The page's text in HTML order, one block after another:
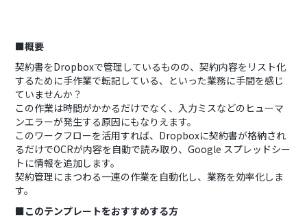
■概要
契約書をDropboxで管理しているものの、契約内容をリスト化
するために手作業で転記している、といった業務に手間を感じ
ていませんか？
この作業は時間がかかるだけでなく、入力ミスなどのヒューマ
ンエラーが発生する原因にもなりえます。
このワークフローを活用すれば、Dropboxに契約書が格納され
るだけでOCRが内容を自動で読み取り、Google スプレッドシー
トに情報を追加します。
契約管理にまつわる一連の作業を自動化し、業務を効率化しま
す。
■このテンプレートをおすすめする方